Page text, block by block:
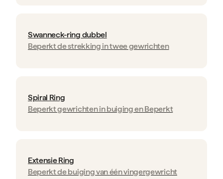
Swanneck-ring dubbel
Beperkt de strekking in twee gewrichten
Spiral Ring
Beperkt gewrichten in buiging en Beperkt
Extensie Ring
Beperkt de buiging van één vingergewricht